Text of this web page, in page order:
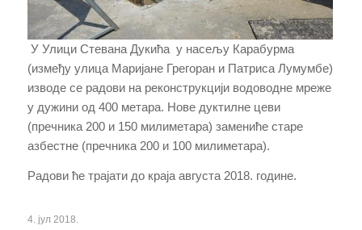
У Улици Стевана Дукића у насељу Карабурма
(између улица Маријане Грегоран и Патриса Лумумбе)
изводе се радови на реконструкцији водоводне мреже
у дужини од 400 метара. Нове дуктилне цеви
(пречника 200 и 150 милиметара) замениће старе
азбестне (пречника 200 и 100 милиметара).
Радови ће трајати до краја августа 2018. године.
4. јул 2018.